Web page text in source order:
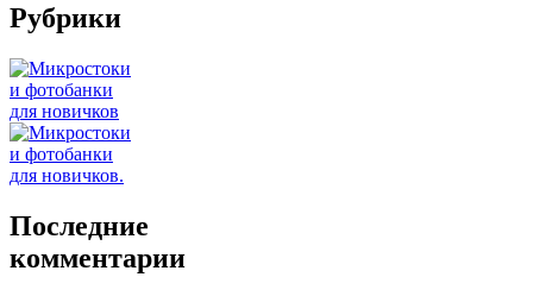
Рубрики
Последние
комментарии